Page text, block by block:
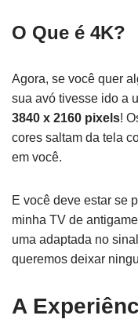
O Que é 4K?
Agora, se você quer
sua avó tivesse ido a
3840 x 2160 pixels!
cores saltam da tela
em você.
E você deve estar se
minha TV de
uma adaptada no
queremos deixar
A